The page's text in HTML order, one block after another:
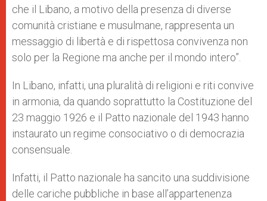
che il Libano, a motivo della presenza di diverse
comunità cristiane e musulmane, rappresenta un
messaggio di libertà e di rispettosa convivenza non
solo per la Regione ma anche per il mondo intero”.
In Libano, infatti, una pluralità di religioni e riti convive
in armonia, da quando soprattutto la Costituzione del
23 maggio 1926 e il Patto nazionale del 1943 hanno
instaurato un regime consociativo o di democrazia
consensuale.
Infatti, il Patto nazionale ha sancito una suddivisione
delle cariche pubbliche in base all’appartenenza